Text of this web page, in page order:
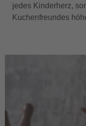
jedes Kinderherz,
Kuchenfreundes